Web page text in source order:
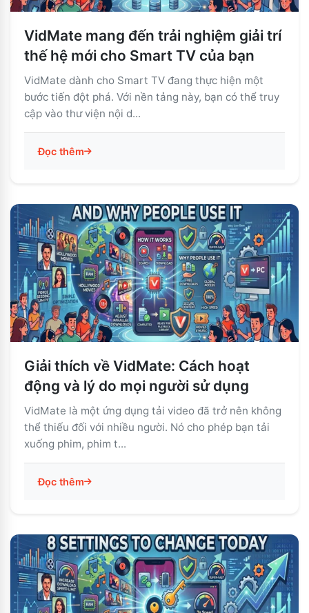
VidMate mang đến trải nghiệm giải trí
thế hệ mới cho Smart TV của bạn
VidMate dành cho Smart TV đang thực hiện một
bước tiến đột phá. Với nền tảng này, bạn có thể truy
cập vào thư viện nội d...
Đọc thêm
Giải thích về VidMate: Cách hoạt
động và lý do mọi người sử dụng
VidMate là một ứng dụng tải video đã trở nên không
thể thiếu đối với nhiều người. Nó cho phép bạn tải
xuống phim, phim t...
Đọc thêm